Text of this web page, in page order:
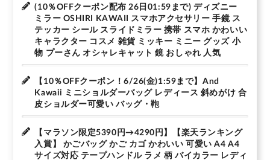
(10％OFFクーポン配布 26日01:59まで) ディズニー
ミラー OSHIRI KAWAII スマホアクセサリー 手鏡 ス
テッカー シール スライドミラー 携帯 スマホ かわいい
キャラクター コスメ 雑貨 ミッキー ミニー グッズ 小
物 プーさん オシャレキャット 鏡 おしゃれ 人気
【10％OFFクーポン！6/26(金)1:59まで】And
Kawaii ミニショルダーバッグ レディース 斜めがけ 合
皮ショルダー可愛い バッグ・鞄
【マラソン限定5390円→4290円】【楽天ランキング
入賞】 かごバッグ かご カゴ かわいい 可愛い A4 A4
サイズ対応 テープハンドル ラメ 柄 バイカラー レディ